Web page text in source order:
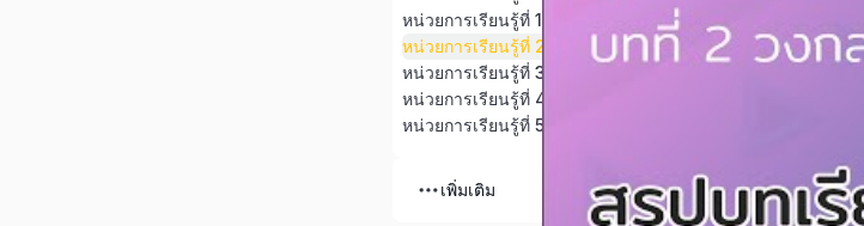
หน่วยการเรียนรู้ที่ 1 ระบบสมการเชิงเส้นสองตัวแปร (เทอม 2)
หน่วยการเรียนรู้ที่ 2 วงกลม (เทอม 2)
หน่วยการเรียนรู้ที่ 4 ความน่าจะเป็น (เทอม 2)
เพิ่มเติม